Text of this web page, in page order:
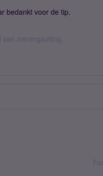
bedankt voor de tip.
meningsuiting.